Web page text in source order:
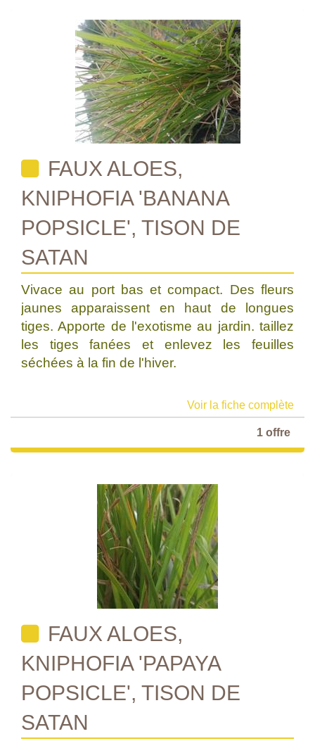
FAUX ALOES,
KNIPHOFIA 'BANANA
POPSICLE', TISON DE
SATAN
Vivace au port bas et compact. Des fleurs
jaunes apparaissent en haut de longues
tiges. Apporte de l'exotisme au jardin. taillez
les tiges fanées et enlevez les feuilles
séchées à la fin de l'hiver.
Voir la fiche complète
1 offre
FAUX ALOES,
KNIPHOFIA 'PAPAYA
POPSICLE', TISON DE
SATAN